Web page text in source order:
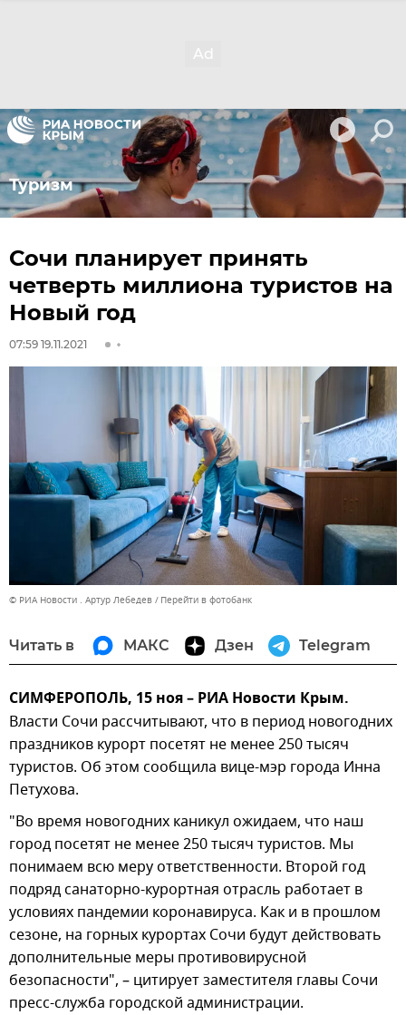
Туризм
Сочи планирует принять
четверть миллиона туристов на
Новый год
07:59 19.11.2021
© РИА Новости . Артур Лебедев Перейти в фотобанк
Читать в МАКС Дзен Telegram
СИМФЕРОПОЛЬ, 15 ноя – РИА Новости Крым.
Власти Сочи рассчитывают, что в период новогодних
праздников курорт посетят не менее 250 тысяч
туристов. Об этом сообщила вице-мэр города Инна
Петухова.
"Во время новогодних каникул ожидаем, что наш
город посетят не менее 250 тысяч туристов. Мы
понимаем всю меру ответственности. Второй год
подряд санаторно-курортная отрасль работает в
условиях пандемии коронавируса. Как и в прошлом
сезоне, на горных курортах Сочи будут действовать
дополнительные меры противовирусной
безопасности", – цитирует заместителя главы Сочи
пресс-служба городской администрации.